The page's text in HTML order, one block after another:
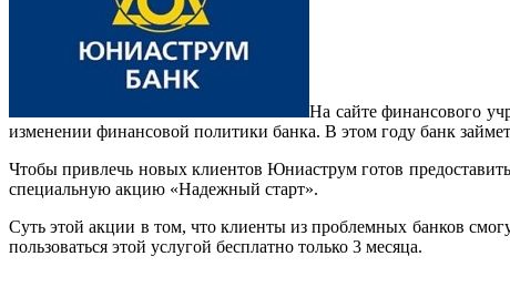
На сайте финансового
изменении финансовой политики банка. В этом году банк
Чтобы привлечь новых клиентов Юниаструм готов
специальную акцию «Надежный старт».
Суть этой акции в том, что клиенты из проблемных банков
пользоваться этой услугой бесплатно только 3 месяца.